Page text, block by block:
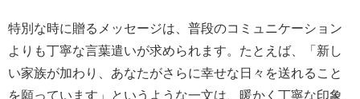
特別な時に贈るメッセージは、普段のコミュニケーション
よりも丁寧な言葉遣いが求められます。たとえば、「新し
い家族が加わり、あなたがさらに幸せな日々を送れること
を願っています」というような一文は、暖かく丁寧な印象